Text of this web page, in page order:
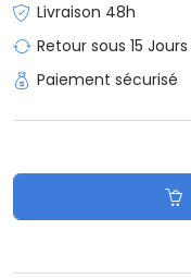
Livraison 48h
Retour sous 15 Jours
Paiement sécurisé